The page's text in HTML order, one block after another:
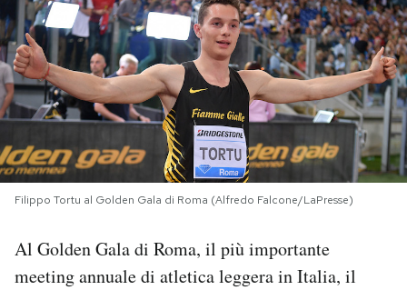
PODCAST
NEWSLETTER
I MIEI PREFERITI
SHOP
Filippo Tortu al Golden Gala di Roma (Alfredo Falcone/LaPresse)
Al Golden Gala di Roma, il più importante
meeting annuale di atletica leggera in Italia, il